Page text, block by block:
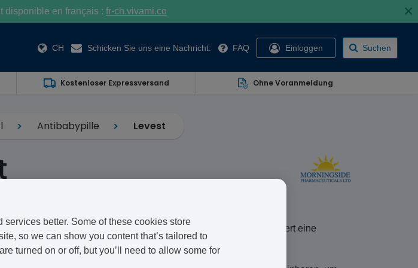
disponible en français : fr-ch.vivami.co ×
CH Schicken Sie uns eine Nachricht: FAQ Einloggen Suchen
Kostenloser Expressversand Ohne Voranmeldung
Antibabypille Levest
Kombinationspille von Morningside Pharmaceuticals. Sie verhindert eine
sie in den Prozess der Ovulation unterdrückt.
better. Some of these cookies store
so we can show you content that’s tailored to
turned on or off, but you’ll need to allow some for